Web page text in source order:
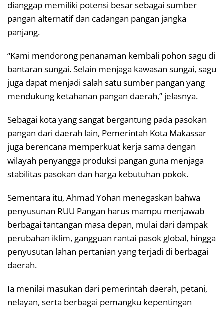
dianggap memiliki potensi besar sebagai sumber
pangan alternatif dan cadangan pangan jangka
panjang.
“Kami mendorong penanaman kembali pohon sagu di
bantaran sungai. Selain menjaga kawasan sungai, sagu
juga dapat menjadi salah satu sumber pangan yang
mendukung ketahanan pangan daerah,” jelasnya.
Sebagai kota yang sangat bergantung pada pasokan
pangan dari daerah lain, Pemerintah Kota Makassar
juga berencana memperkuat kerja sama dengan
wilayah penyangga produksi pangan guna menjaga
stabilitas pasokan dan harga kebutuhan pokok.
Sementara itu, Ahmad Yohan menegaskan bahwa
penyusunan RUU Pangan harus mampu menjawab
berbagai tantangan masa depan, mulai dari dampak
perubahan iklim, gangguan rantai pasok global, hingga
penyusutan lahan pertanian yang terjadi di berbagai
daerah.
Ia menilai masukan dari pemerintah daerah, petani,
nelayan, serta berbagai pemangku kepentingan